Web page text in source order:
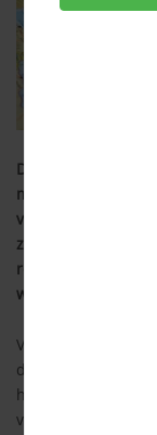
Door de
minder
veel mensen om
zetten. Welke
wel reisplannen
Vergeleken met
de dekkingen van
het coronavirus
verzekering vielen,